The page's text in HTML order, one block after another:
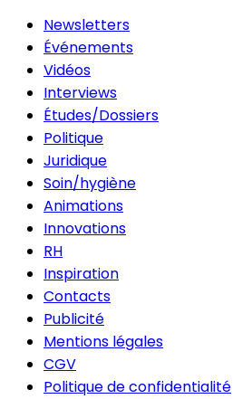
Newsletters
Événements
Vidéos
Interviews
Études/Dossiers
Politique
Juridique
Soin/hygiène
Animations
Innovations
RH
Inspiration
Contacts
Publicité
Mentions légales
CGV
Politique de confidentialité